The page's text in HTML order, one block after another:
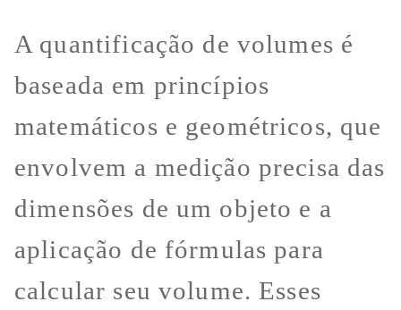
A quantificação de volumes é
baseada em princípios
matemáticos e geométricos, que
envolvem a medição precisa das
dimensões de um objeto e a
aplicação de fórmulas para
calcular seu volume. Esses